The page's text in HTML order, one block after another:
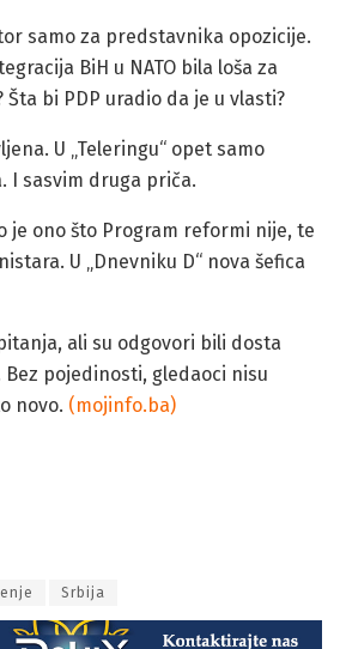
samo za predstavnika opozicije.
BiH u NATO bila loša za
Šta bi PDP uradio da je u vlasti?
U „Teleringu“ opet samo
I sasvim druga priča.
je ono što Program reformi nije, te
U „Dnevniku D“ nova šefica
ali su odgovori bili dosta
pojedinosti, gledaoci nisu
novo. (mojinfo.ba)
Srbija